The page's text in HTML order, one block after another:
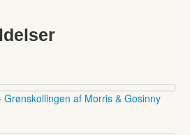
af Morris & Gosinny